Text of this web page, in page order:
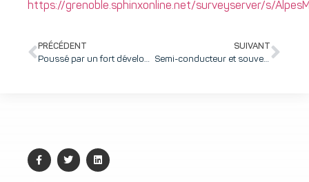
https://grenoble.sphinxonline.net/surveyserver/s/
PRÉCÉDENT
Poussé par un fort développement à l’international, Enlaps double son chiffre d’affaires en 2020
SUIVANT
Semi-conducteur et souveraineté européenne : une carte à jouer pour l’écosystème Grenoble Alpes et inovallée dans cette course technologique ?